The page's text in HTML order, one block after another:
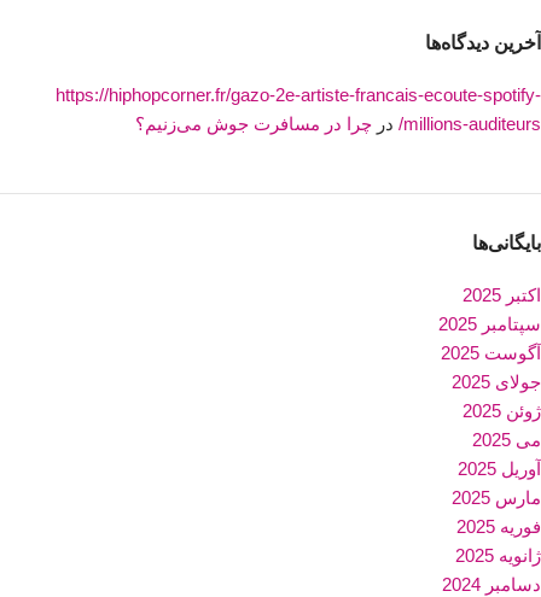
آخرین دیدگاه‌ها
https://hiphopcorner.fr/gazo-2e-artiste-francais-ecoute-spotify-
millions-auditeurs/ در چرا در مسافرت جوش می‌زنیم؟
بایگانی‌ها
اکتبر 2025
سپتامبر 2025
آگوست 2025
جولای 2025
ژوئن 2025
می 2025
آوریل 2025
مارس 2025
فوریه 2025
ژانویه 2025
دسامبر 2024